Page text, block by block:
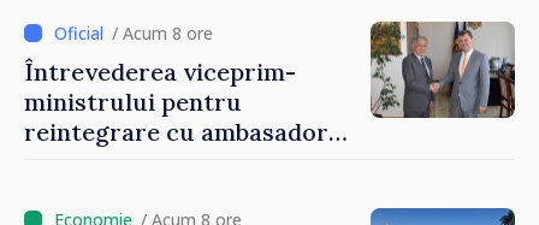
/ Acum 8 ore
Întrevederea viceprim-
ministrului pentru
reintegrare cu ambasadorul
/ Acum 8 ore